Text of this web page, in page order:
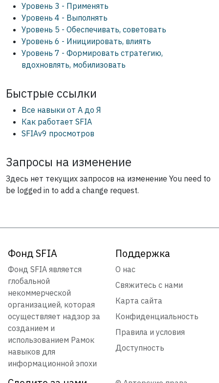
Уровень 3 - Применять
Уровень 4 - Выполнять
Уровень 5 - Обеспечивать, советовать
Уровень 6 - Инициировать, влиять
Уровень 7 - Формировать стратегию,
вдохновлять, мобилизовать
Быстрые ссылки
Все навыки от А до Я
Как работает SFIA
SFIAv9 просмотров
Запросы на изменение
Здесь нет текущих запросов на изменение You need to
be logged in to add a change request.
Фонд SFIA
Фонд SFIA является
глобальной
некоммерческой
организацией, которая
осуществляет надзор за
созданием и
использованием Рамок
навыков для
информационной эпохи
Поддержка
О нас
Свяжитесь с нами
Карта сайта
Конфиденциальность
Правила и условия
Доступность